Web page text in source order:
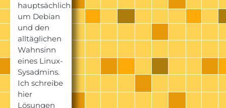
hauptsächlich
um Debian
und den
alltäglichen
Wahnsinn
eines Linux-
Sysadmins.
Ich schreibe
hier
Lösungen